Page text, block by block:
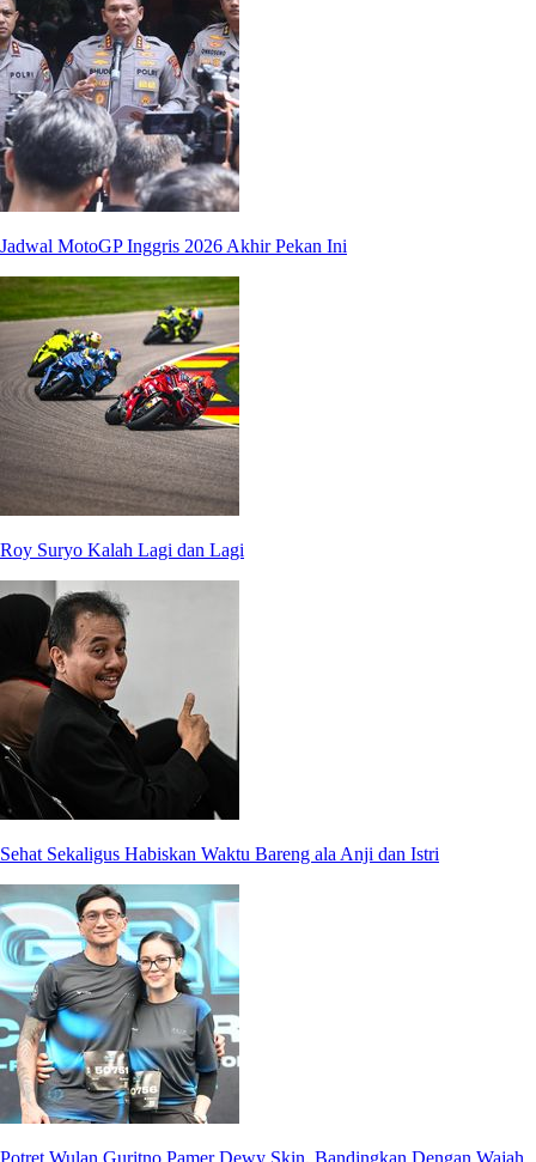
Jadwal MotoGP Inggris 2026 Akhir Pekan Ini
Roy Suryo Kalah Lagi dan Lagi
Sehat Sekaligus Habiskan Waktu Bareng ala Anji dan Istri
Potret Wulan Guritno Pamer Dewy Skin, Bandingkan Dengan Wajah